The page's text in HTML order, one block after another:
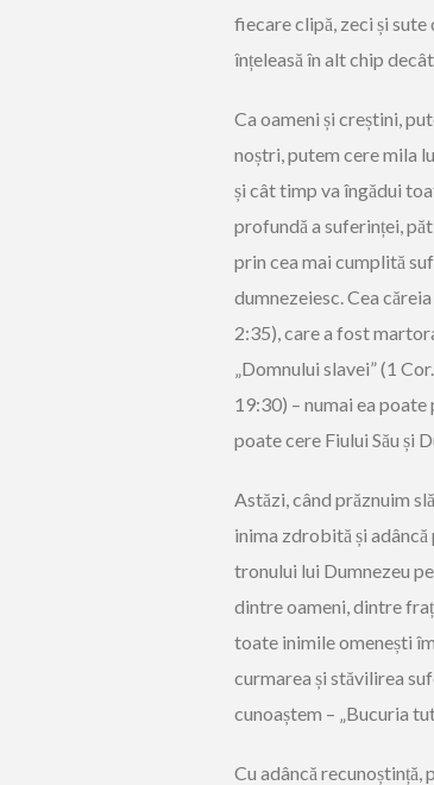
fiecare clipă, zeci și
înțeleasă în alt chip
Ca oameni și creștini,
noștri, putem cere mila
și cât timp va îngădui
profundă a suferinței,
prin cea mai cumplită
dumnezeiesc. Cea
2:35), care a fost
„Domnului slavei” (1
19:30) – numai ea
poate cere Fiului Său și
Astăzi, când prăznuim
inima zdrobită și
tronului lui Dumnezeu
dintre oameni, dintre
toate inimile omenești
curmarea și stăvilirea
cunoaștem – „Bucuria
Cu adâncă